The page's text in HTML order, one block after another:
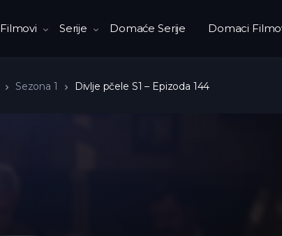
Filmovi Serije Domaće Serije Domaci
Sezona 1 Divlje pčele S1 – Epizoda 144